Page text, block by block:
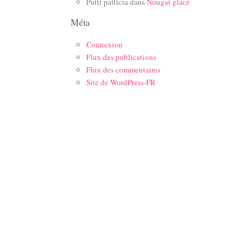
Méta
Connexion
Flux des publications
Flux des commentaires
Site de WordPress-FR